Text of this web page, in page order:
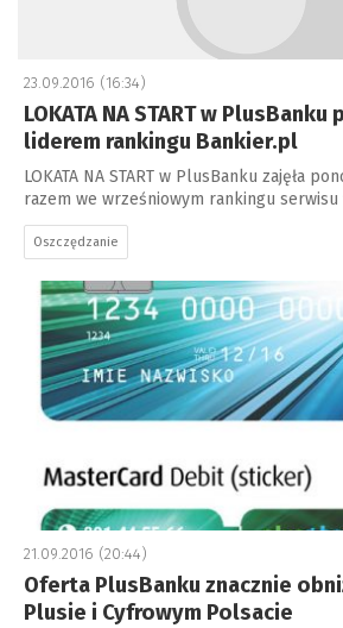
23.09.2016 (16:34)
LOKATA NA START w
liderem rankingu Bankier.pl
LOKATA NA START w PlusBanku zajęła
razem we wrześniowym rankingu
Oszczędzanie
21.09.2016 (20:44)
Oferta PlusBanku znacznie
Plusie i Cyfrowym Polsacie